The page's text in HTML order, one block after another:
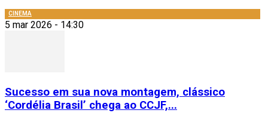
CINEMA
5 mar 2026 - 14:30
Sucesso em sua nova montagem, clássico
‘Cordélia Brasil’ chega ao CCJF,...